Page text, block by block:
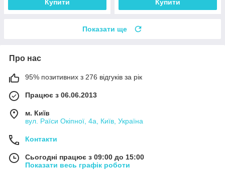
Купити Купити
Показати ще
Про нас
95% позитивних з 276 відгуків за рік
Працює з 06.06.2013
м. Київ
вул. Раїси Окіпної, 4а, Київ, Україна
Контакти
Сьогодні працює з 09:00 до 15:00
Показати весь графік роботи